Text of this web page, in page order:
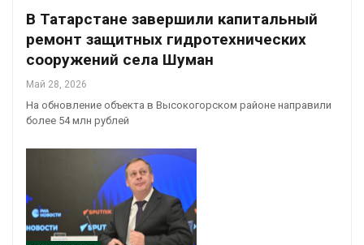
В Татарстане завершили капитальный
ремонт защитных гидротехнических
сооружений села Шуман
Май 28, 2026
На обновление объекта в Высокогорском районе направили
более 54 млн рублей